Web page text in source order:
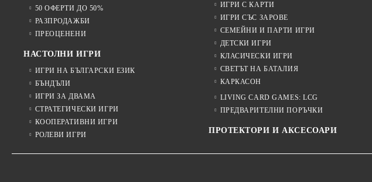
50 ОФЕРТИ ДО 50%
РАЗПРОДАЖБИ
ПРЕОЦЕНЕНИ
НАСТОЛНИ ИГРИ
ИГРИ НА БЪЛГАРСКИ ЕЗИК
БЪНДЪЛИ
ИГРИ ЗА ДВАМА
СТРАТЕГИЧЕСКИ ИГРИ
КООПЕРАТИВНИ ИГРИ
РОЛЕВИ ИГРИ
ИГРИ С КАРТИ
ИГРИ СЪС ЗАРОВЕ
СЕМЕЙНИ И ПАРТИ ИГРИ
ДЕТСКИ ИГРИ
КЛАСИЧЕСКИ ИГРИ
СВЕТЪТ НА БАТАЛИЯ
КАРКАСОН
LIVING CARD GAMES: LCG
ПРЕДВАРИТЕЛНИ ПОРЪЧКИ
ПРОТЕКТОРИ И АКСЕСОАРИ